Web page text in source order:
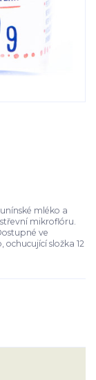
mléko a
mikroflóru.
ve
složka 12